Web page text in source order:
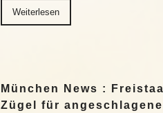
Weiterlesen
München News :
Zügel für